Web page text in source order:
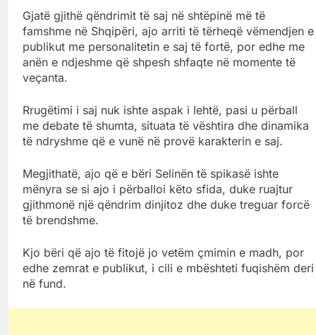
Gjatë gjithë qëndrimit të saj në shtëpinë më të
famshme në Shqipëri, ajo arriti të tërheqë vëmendjen e
publikut me personalitetin e saj të fortë, por edhe me
anën e ndjeshme që shpesh shfaqte në momente të
veçanta.
Rrugëtimi i saj nuk ishte aspak i lehtë, pasi u përball
me debate të shumta, situata të vështira dhe dinamika
të ndryshme që e vunë në provë karakterin e saj.
Megjithatë, ajo që e bëri Selinën të spikasë ishte
mënyra se si ajo i përballoi këto sfida, duke ruajtur
gjithmonë një qëndrim dinjitoz dhe duke treguar forcë
të brendshme.
Kjo bëri që ajo të fitojë jo vetëm çmimin e madh, por
edhe zemrat e publikut, i cili e mbështeti fuqishëm deri
në fund.